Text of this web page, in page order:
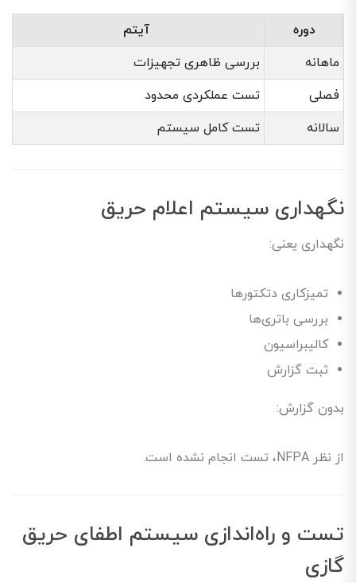
دوره
آیتم
ماهانه
بررسی ظاهری تجهیزات
فصلی
تست عملکردی محدود
سالانه
تست کامل سیستم
نگهداری سیستم اعلام حریق
نگهداری یعنی:
تمیزکاری دتکتورها
بررسی باتری‌ها
کالیبراسیون
ثبت گزارش
بدون گزارش:
از نظر NFPA، تست انجام نشده است.
تست و راه‌اندازی سیستم اطفای حریق
گازی